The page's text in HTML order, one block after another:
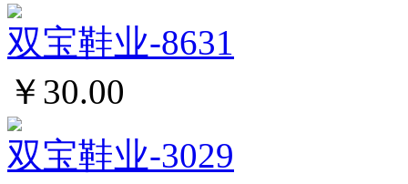
双宝鞋业-8631
￥30.00
双宝鞋业-3029